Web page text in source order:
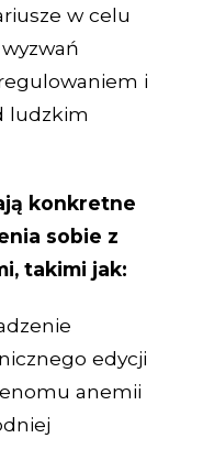
w celu
i
ludzkim
konkretne
sobie z
takimi jak:
edycji
anemii